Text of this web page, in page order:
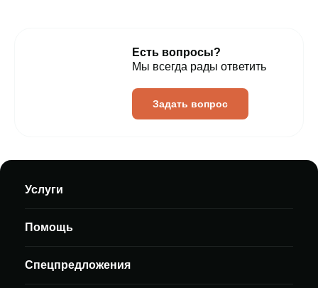
Есть вопросы?
Мы всегда рады ответить
Задать вопрос
Услуги
Помощь
Спецпредложения